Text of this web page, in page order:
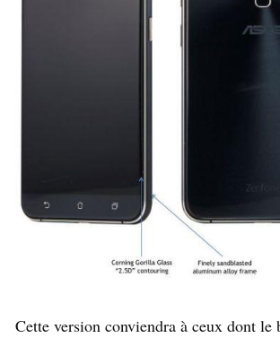
Cette version conviendra à ceux dont le